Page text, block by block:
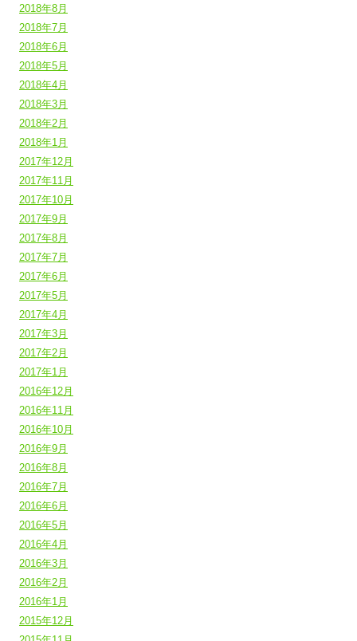
2018年8月
2018年7月
2018年6月
2018年5月
2018年4月
2018年3月
2018年2月
2018年1月
2017年12月
2017年11月
2017年10月
2017年9月
2017年8月
2017年7月
2017年6月
2017年5月
2017年4月
2017年3月
2017年2月
2017年1月
2016年12月
2016年11月
2016年10月
2016年9月
2016年8月
2016年7月
2016年6月
2016年5月
2016年4月
2016年3月
2016年2月
2016年1月
2015年12月